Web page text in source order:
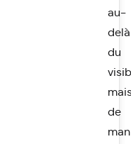
au-
delà
du
de